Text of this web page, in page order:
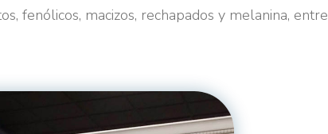
fenólicos, macizos, rechapados y melanina, entre